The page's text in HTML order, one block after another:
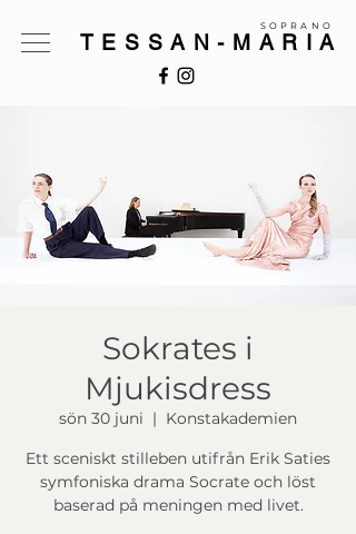
SOPRANO
TESSAN-MARIA
Sokrates i
Mjukisdress
sön 30 juni
  |
Konstakademien
Ett sceniskt stilleben utifrån Erik Saties
symfoniska drama Socrate och löst
baserad på meningen med livet.